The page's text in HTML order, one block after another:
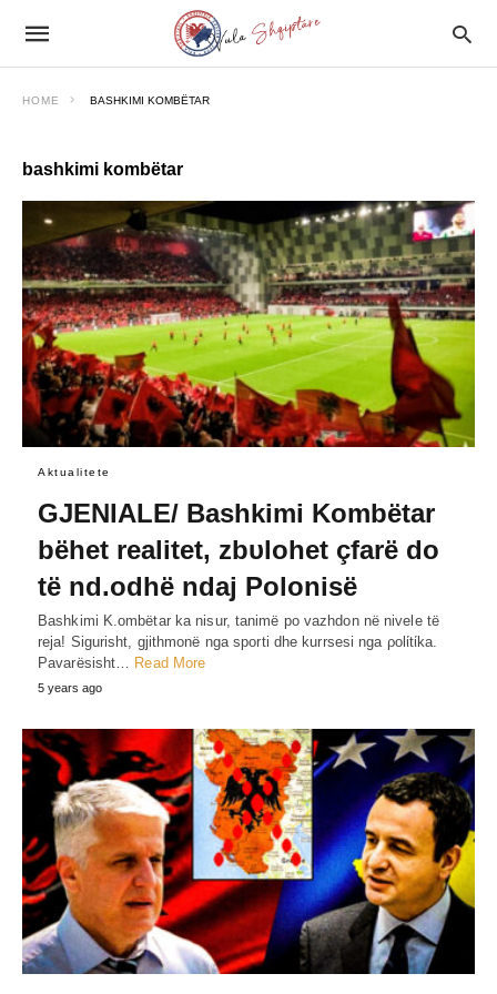
HOME BASHKIMI KOMBËTAR
bashkimi kombëtar
Aktualitete
GJENIALE/ Bashkimi Kombëtar
bëhet realitet, zbυlohet çfarë do
të nd.odhë ndaj Polonisë
Bashkimi K.ombëtar ka nisur, tanimë po vazhdon në nivele të
reja! Sigurisht, gjithmonë nga sporti dhe kurrsesi nga ρolίtίka.
Pavarësisht… Read More
5 years ago